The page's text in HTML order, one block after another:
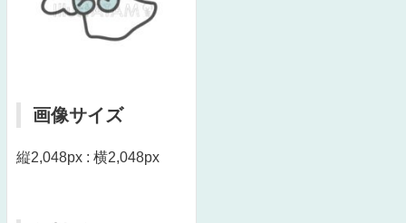
画像サイズ
縦2,048px : 横2,048px